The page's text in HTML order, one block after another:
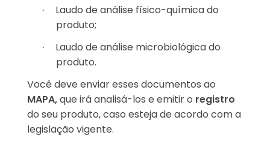
·
Laudo de análise físico-química do
produto;
·
Laudo de análise microbiológica do
produto.
Você deve enviar esses documentos ao
MAPA,que irá analisá-los e emitir o registro
do seu produto, caso esteja de acordo com a
legislação vigente.